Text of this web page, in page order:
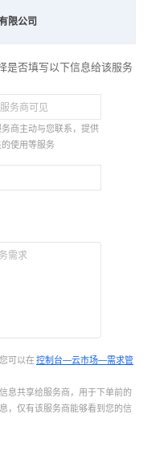
限公司
是否填写以下信息给该服务
商主动与您联系，提供
使用等服务
可以在控制台—云市场—需求管
息共享给服务商，用于下单前的
，仅有该服务商能够看到您的信